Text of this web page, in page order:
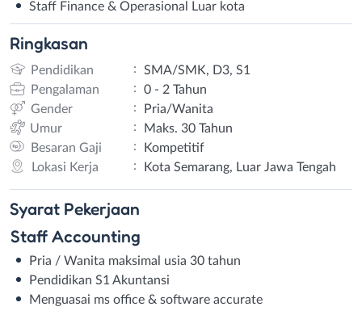
Staff Finance & Operasional Luar kota
Ringkasan
Pendidikan :
SMA/SMK, D3, S1
Pengalaman
:
0 - 2 Tahun
Gender
:
Pria/Wanita
Umur
:
Maks. 30 Tahun
Besaran Gaji
:
Kompetitif
Lokasi Kerja
: Kota Semarang, Luar Jawa Tengah
Syarat Pekerjaan
Staff Accounting
Pria / Wanita maksimal usia 30 tahun
Pendidikan S1 Akuntansi
Menguasai ms office & software accurate